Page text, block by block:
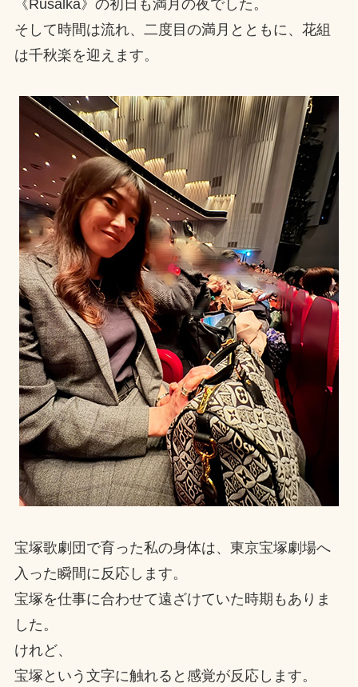
《Rusalka》の初日も満月の夜でした。
そして時間は流れ、二度目の満月とともに、花組
は千秋楽を迎えます。
宝塚歌劇団で育った私の身体は、東京宝塚劇場へ
入った瞬間に反応します。
宝塚を仕事に合わせて遠ざけていた時期もありま
した。
けれど、
宝塚という文字に触れると感覚が反応します。